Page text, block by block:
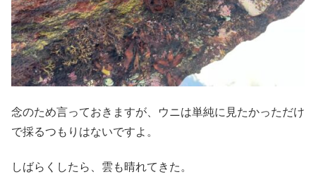
念のため言っておきますが、ウニは単純に見たかっただけ
で採るつもりはないですよ。
しばらくしたら、雲も晴れてきた。